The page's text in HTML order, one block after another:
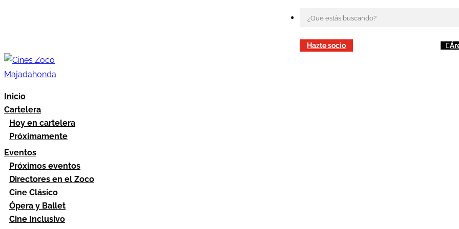
Hazte socio
Inicio
Cartelera
Hoy en cartelera
Próximamente
Eventos
Próximos eventos
Directores en el Zoco
Cine Clásico
Ópera y Ballet
Cine Inclusivo